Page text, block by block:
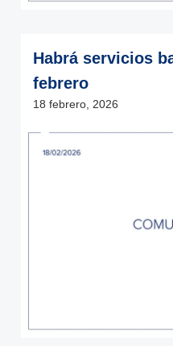
Habrá servicios
febrero
18 febrero, 2026